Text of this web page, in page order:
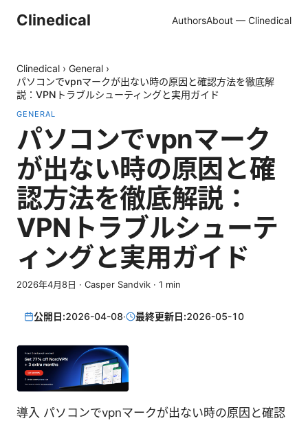
Clinedical AuthorsAbout — Clinedical
Clinedical › General ›
パソコンでvpnマークが出ない時の原因と確認方法を徹底解
説：VPNトラブルシューティングと実用ガイド
GENERAL
パソコンでvpnマーク
が出ない時の原因と確
認方法を徹底解説：
VPNトラブルシューテ
ィングと実用ガイド
2026年4月8日 · Casper Sandvik · 1 min
公開日:2026-04-08· 最終更新日:2026-05-10
導入 パソコンでvpnマークが出ない時の原因と確認